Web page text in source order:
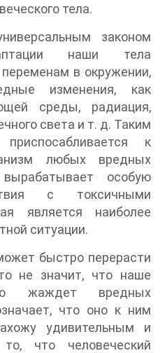
тела.
законом
наши тела
в окружении,
изменения, как
среды, радиация,
света и т. д. Таким
к
любых вредных
особую
с токсичными
является наиболее
ситуации.
быстро перерасти
не значит, что наше
жаждет вредных
что оно к ним
удивительным и
что человеческий